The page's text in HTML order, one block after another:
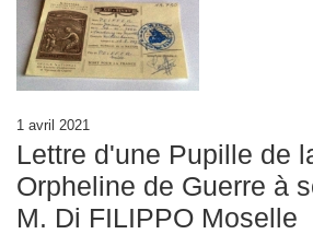
1 avril 2021
Lettre d'une Pupille de
Orpheline de Guerre à
M. Di FILIPPO Moselle